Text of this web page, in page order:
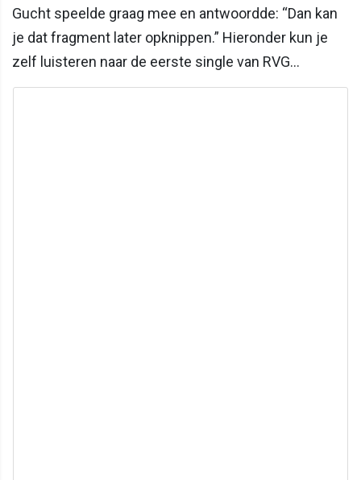
Gucht speelde graag mee en antwoordde: “Dan kan
je dat fragment later opknippen.” Hieronder kun je
zelf luisteren naar de eerste single van RVG...